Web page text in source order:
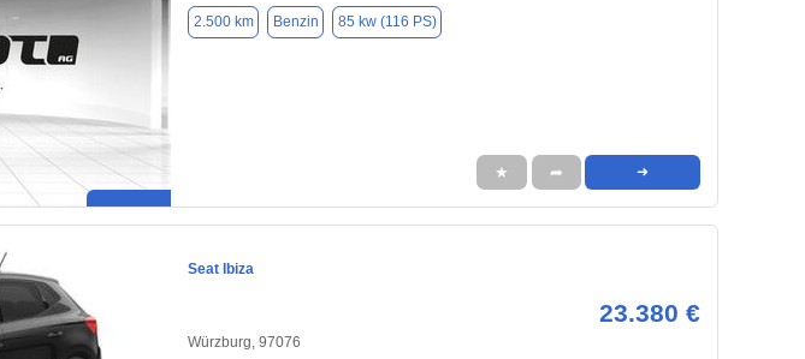
2.500 km Benzin 85 kw (116 PS)
★ ➦ ➜
Seat Ibiza
23.380 €
Würzburg, 97076